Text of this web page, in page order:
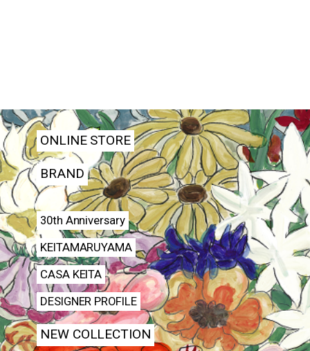
ONLINE STORE
BRAND
30th Anniversary
KEITAMARUYAMA
CASA KEITA
DESIGNER PROFILE
NEW COLLECTION